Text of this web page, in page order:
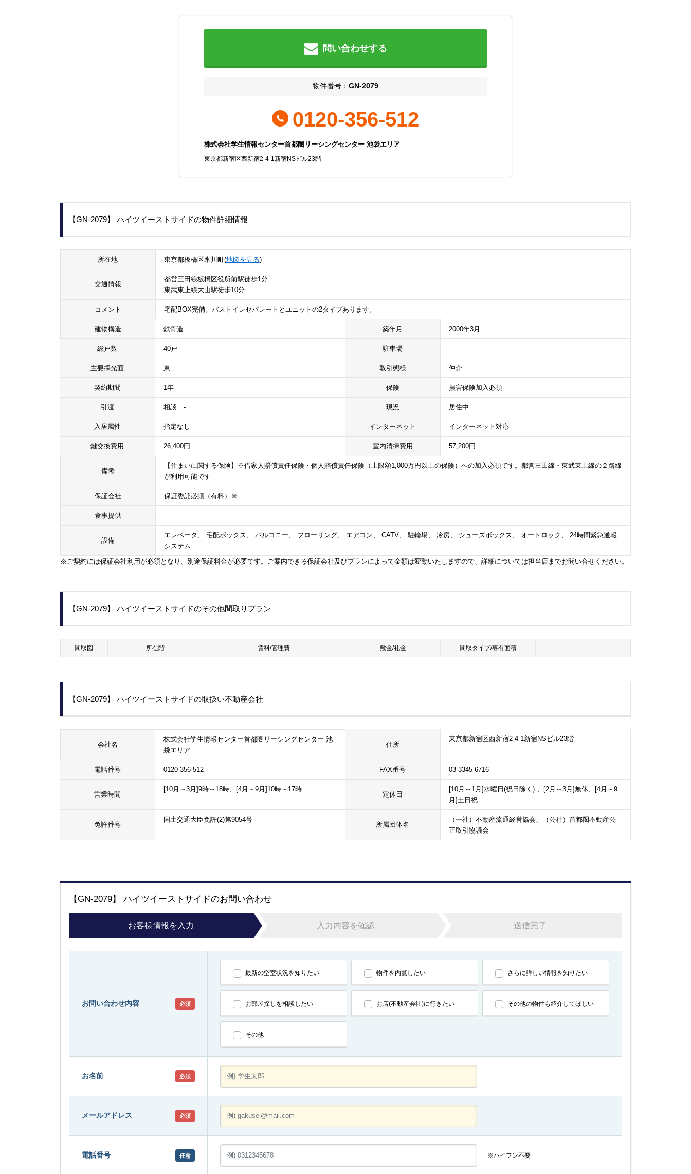
問い合わせする
物件番号： GN-2079
0120-356-512
株式会社学生情報センター首都圏リーシングセンター 池袋エリア
東京都新宿区西新宿2-4-1新宿NSビル23階
【GN-2079】 ハイツイーストサイドの物件詳細情報
所在地 東京都板橋区氷川町(地図を見る)
交通情報
都営三田線板橋区役所前駅徒歩1分
東武東上線大山駅徒歩10分
コメント 宅配BOX完備。バストイレセパレートとユニットの2タイプあります。
建物構造 鉄骨造 築年月 2000年3月
総戸数 40戸 駐車場 -
主要採光面 東 取引態様 仲介
契約期間 1年 保険 損害保険加入必須
引渡 相談 - 現況 居住中
入居属性 指定なし インターネット インターネット対応
鍵交換費用 26,400円 室内清掃費用 57,200円
備考
【住まいに関する保険】※借家人賠償責任保険・個人賠償責任保険（上限額1,000万円以上の保険）への加入必須です。都営三田線・東武東上線の２路線
が利用可能です
保証会社 保証委託必須（有料）※
食事提供 -
設備
エレベータ、 宅配ボックス、 バルコニー、 フローリング、 エアコン、 CATV、 駐輪場、 冷房、 シューズボックス、 オートロック、 24時間緊急通報
システム
※ご契約には保証会社利用が必須となり、別途保証料金が必要です。ご案内できる保証会社及びプランによって金額は変動いたしますので、詳細については担当店までお問い合せください。
【GN-2079】 ハイツイーストサイドのその他間取りプラン
間取図 所在階 賃料/管理費 敷金/礼金 間取タイプ/専有面積
【GN-2079】 ハイツイーストサイドの取扱い不動産会社
会社名
株式会社学生情報センター首都圏リーシングセンター 池
袋エリア
住所
東京都新宿区西新宿2-4-1新宿NSビル23階
電話番号 0120-356-512 FAX番号 03-3345-6716
営業時間
[10月～3月]9時～18時、[4月～9月]10時～17時
定休日
[10月～1月]水曜日(祝日除く) 、[2月～3月]無休、[4月～9
月]土日祝
免許番号
国土交通大臣免許(2)第9054号
所属団体名
（一社）不動産流通経営協会、（公社）首都圏不動産公
正取引協議会
【GN-2079】 ハイツイーストサイドのお問い合わせ
お客様情報を入力 入力内容を確認 送信完了
お問い合わせ内容 必須
最新の空室状況を知りたい 物件を内覧したい さらに詳しい情報を知りたい
お部屋探しを相談したい お店(不動産会社)に行きたい その他の物件も紹介してほしい
その他
お名前 必須
メールアドレス 必須
電話番号 任意 ※ハイフン不要